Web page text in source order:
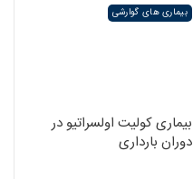
بیماری های گوارشی
بیماری کولیت اولسراتیو در
دوران بارداری